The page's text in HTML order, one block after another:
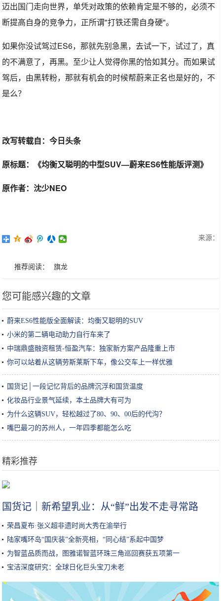
迈出国门走向世界，单凭对政策的依赖肯定是不够的，必须不
断提高自身的竞争力，正所谓"打铁还需自身硬"。
如果你没试驾过ES6，那就先别急黑，去试一下，试过了，真
的不满意了，再黑。至少让人觉得你黑的恰如其分。而如果试
驾后，由黑转粉，那就有机会的时候帮蔚来正名也是好的，不
是么？
改写转载自：今日头条
原标题：《均衡又聪明的中型SUV—蔚来ES6性能版评测》
原作者：沈少NEO
来源：
推荐阅读： 旗龙
您可能感兴趣的文章
蔚来ES6性能版全面解读：均衡又聪明的SUV
小米的第二辆电动助力自行车来了
中瑞鼎盛融资租赁-恒盈汽车：独家新方案产品隆重上市
你可以站着从这辆劳斯莱斯下车，像公交车上一样优雅
国货记│一段记忆背后的品牌沉浮和国货温度
化妆品行业景气延续，本土品牌大有可为
为什么这辆SUV，轻松越过了80、90、00后的代沟？
嘴巴最刁的苏州人，一年四季都能怎么吃
精彩推荐
国货记｜新希望乳业：从“鲜”出发不走寻常路
荣昌夏布·张义超非遗时尚大秀在渝举行
陆家嘴环岛“国庆装”全新亮相，“同心结”系起中国梦
为智蓝品质而战，图雅诺智蓝环珠三角巡回赛获五项第一
宝洁深度研究：全球日化巨头宝刀未老